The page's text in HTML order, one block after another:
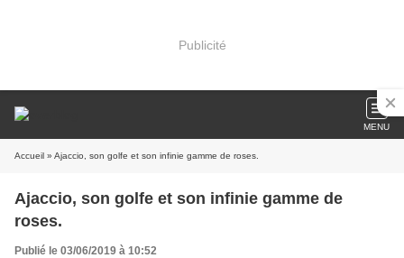
Publicité
MENU
Accueil » Ajaccio, son golfe et son infinie gamme de roses.
Ajaccio, son golfe et son infinie gamme de
roses.
Publié le 03/06/2019 à 10:52